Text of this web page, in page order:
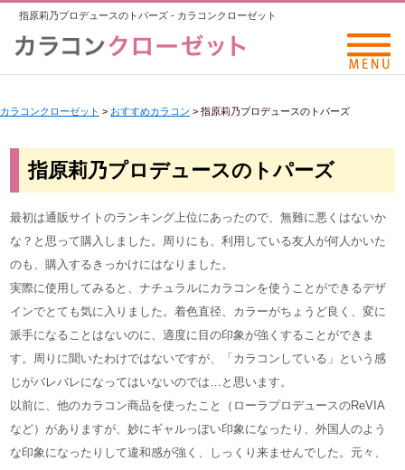
指原莉乃プロデュースのトパーズ - カラコンクローゼット
カラコンクローゼット > おすすめカラコン > 指原莉乃プロデュースのトパーズ
指原莉乃プロデュースのトパーズ
最初は通販サイトのランキング上位にあったので、無難に悪くはないか
な？と思って購入しました。周りにも、利用している友人が何人かいた
のも、購入するきっかけにはなりました。
実際に使用してみると、ナチュラルにカラコンを使うことができるデザ
インでとても気に入りました。着色直径、カラーがちょうど良く、変に
派手になることはないのに、適度に目の印象が強くすることができま
す。周りに聞いたわけではないですが、「カラコンしている」という感
じがバレバレになってはいないのでは…と思います。
以前に、他のカラコン商品を使ったこと（ローラプロデュースのReVIA
など）がありますが、妙にギャルっぽい印象になったり、外国人のよう
な印象になったりして違和感が強く、しっくり来ませんでした。元々、